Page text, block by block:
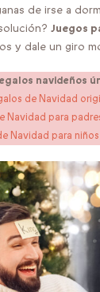
de irse a
Juegos
y dale un giro
navideños
de Navidad
Navidad para
Navidad para niños